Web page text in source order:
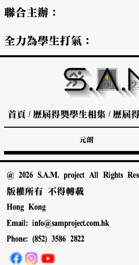
聯合主辦：
全力為學生打氣：
首頁 / 歷屆得獎學生相集 / 歷屆
元朗
@ 2026 S.A.M. project All Rights
版權所有 不得轉載
Hong Kong
Email: info@samproject.com.hk
Phone: (852) 3586 2822